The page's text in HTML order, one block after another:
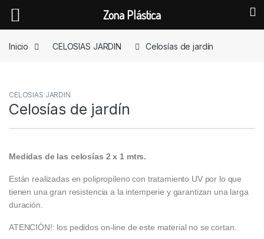
Inicio
CELOSIAS JARDIN Celosías de jardín
CELOSIAS JARDIN
Celosías de jardín
Medidas de las celosías 2 x 1 mtrs.
Están realizadas en polipropileno con tratamiento UV por lo que
tienen una gran resistencia a la intemperie y garantizan una larga
duración.
ATENCIÓN!: los pedidos on-line de este material no se cortan.
Zona Plástica